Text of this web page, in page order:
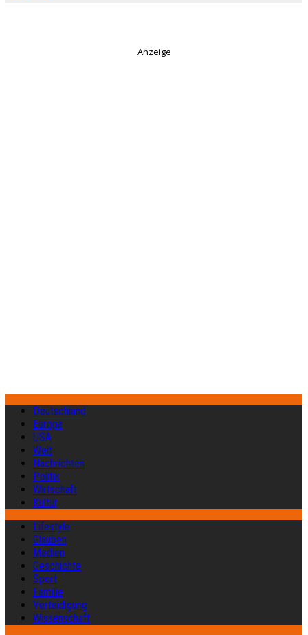
Anzeige
Deutschland
Europa
USA
Welt
Nachrichten
Politik
Wirtschaft
Kultur
Lifestyle
Glauben
Medien
Geschichte
Sport
Familie
Verteidigung
Wissenschaft